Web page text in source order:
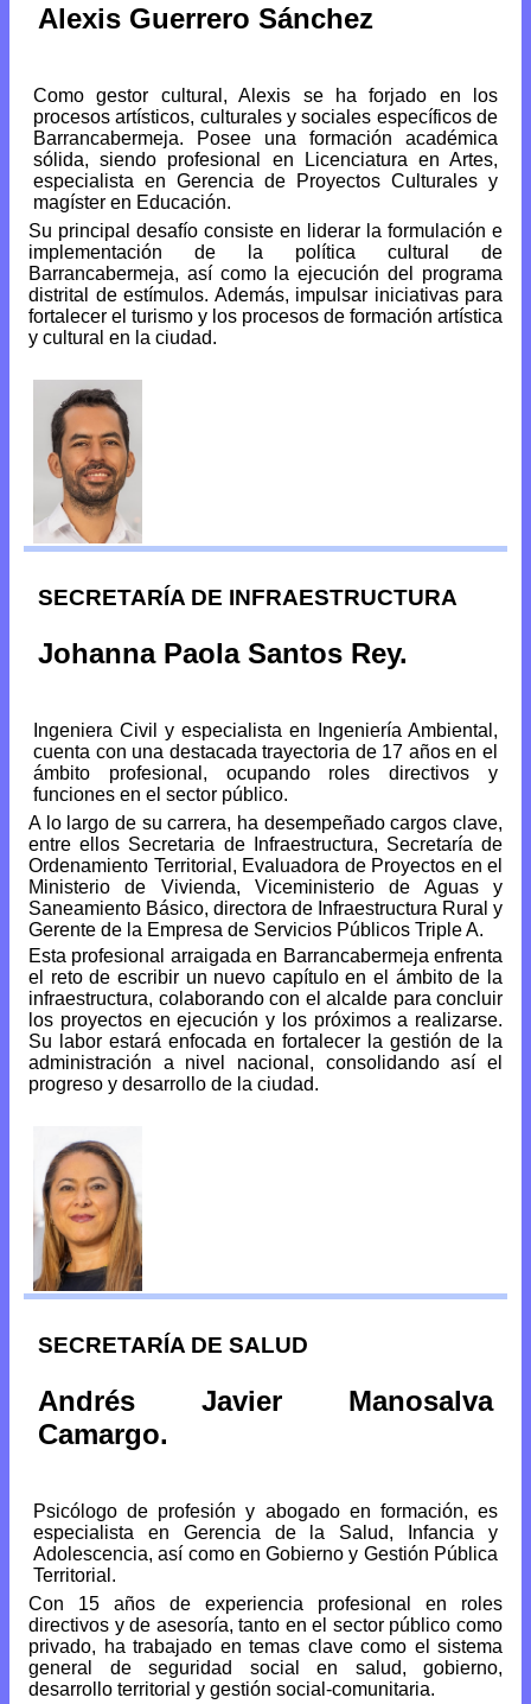
Alexis Guerrero Sánchez
Como gestor cultural, Alexis se ha forjado en los
procesos artísticos, culturales y sociales específicos de
Barrancabermeja. Posee una formación académica
sólida, siendo profesional en Licenciatura en Artes,
especialista en Gerencia de Proyectos Culturales y
magíster en Educación.
Su principal desafío consiste en liderar la formulación e
implementación de la política cultural de
Barrancabermeja, así como la ejecución del programa
distrital de estímulos. Además, impulsar iniciativas para
fortalecer el turismo y los procesos de formación artística
y cultural en la ciudad.
SECRETARÍA DE INFRAESTRUCTURA
Johanna Paola Santos Rey.
Ingeniera Civil y especialista en Ingeniería Ambiental,
cuenta con una destacada trayectoria de 17 años en el
ámbito profesional, ocupando roles directivos y
funciones en el sector público.
A lo largo de su carrera, ha desempeñado cargos clave,
entre ellos Secretaria de Infraestructura, Secretaría de
Ordenamiento Territorial, Evaluadora de Proyectos en el
Ministerio de Vivienda, Viceministerio de Aguas y
Saneamiento Básico, directora de Infraestructura Rural y
Gerente de la Empresa de Servicios Públicos Triple A.
Esta profesional arraigada en Barrancabermeja enfrenta
el reto de escribir un nuevo capítulo en el ámbito de la
infraestructura, colaborando con el alcalde para concluir
los proyectos en ejecución y los próximos a realizarse.
Su labor estará enfocada en fortalecer la gestión de la
administración a nivel nacional, consolidando así el
progreso y desarrollo de la ciudad.
SECRETARÍA DE SALUD
Andrés Javier Manosalva
Camargo.
Psicólogo de profesión y abogado en formación, es
especialista en Gerencia de la Salud, Infancia y
Adolescencia, así como en Gobierno y Gestión Pública
Territorial.
Con 15 años de experiencia profesional en roles
directivos y de asesoría, tanto en el sector público como
privado, ha trabajado en temas clave como el sistema
general de seguridad social en salud, gobierno,
desarrollo territorial y gestión social-comunitaria.